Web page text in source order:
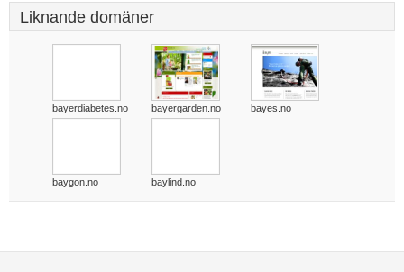
Liknande domäner
bayerdiabetes.no bayergarden.no bayes.no
baygon.no baylind.no